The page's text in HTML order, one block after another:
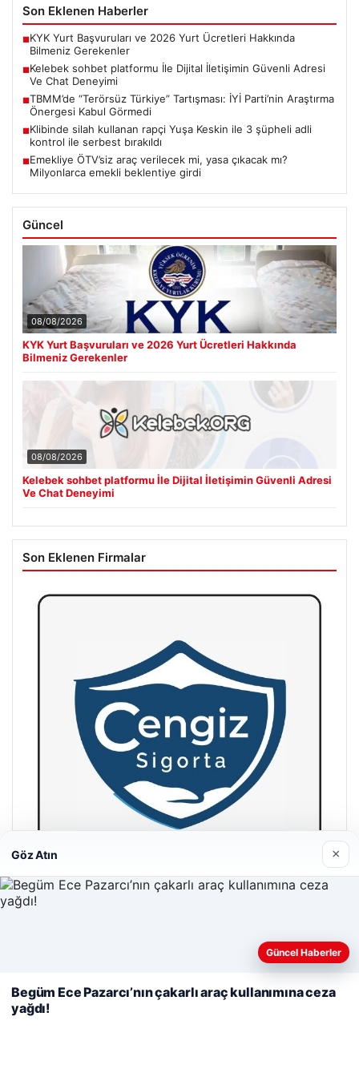
Son Eklenen Haberler
■KYK Yurt Başvuruları ve 2026 Yurt Ücretleri Hakkında
Bilmeniz Gerekenler
■Kelebek sohbet platformu İle Dijital İletişimin Güvenli Adresi
Ve Chat Deneyimi
■TBMM’de “Terörsüz Türkiye” Tartışması: İYİ Parti’nin Araştırma
Önergesi Kabul Görmedi
■Klibinde silah kullanan rapçi Yuşa Keskin ile 3 şüpheli adli
kontrol ile serbest bırakıldı
■Emekliye ÖTV’siz araç verilecek mi, yasa çıkacak mı?
Milyonlarca emekli beklentiye girdi
Güncel
08/08/2026
KYK Yurt Başvuruları ve 2026 Yurt Ücretleri Hakkında
Bilmeniz Gerekenler
08/08/2026
Kelebek sohbet platformu İle Dijital İletişimin Güvenli Adresi
Ve Chat Deneyimi
Son Eklenen Firmalar
Cengiz Sigorta
Web sitemizi nasıl kullandığınızı daha iyi anlayabilmek,
kullanıyoruz.
Çerez Politikamız
Reddet
Göz Atın ×
Güncel Haberler
Begüm Ece Pazarcı’nın çakarlı araç kullanımına ceza
yağdı!